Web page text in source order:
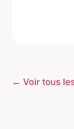
← Voir tous